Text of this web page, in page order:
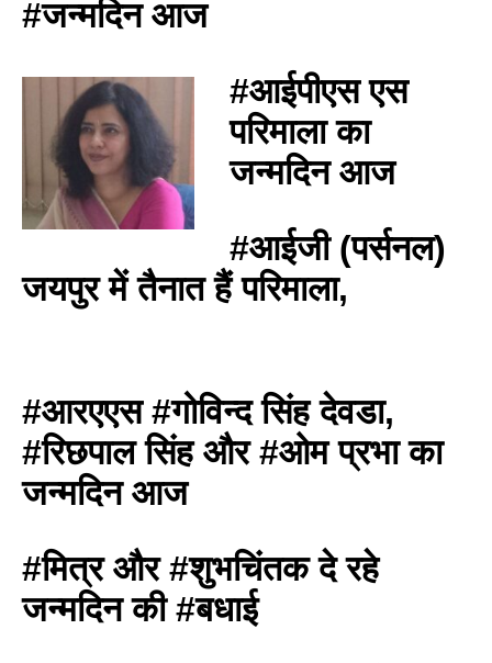
#जन्मदिन आज
#आईपीएस एस
परिमाला का
जन्मदिन आज
#आईजी (पर्सनल)
जयपुर में तैनात हैं परिमाला,
#आरएएस #गोविन्द सिंह देवडा,
#रिछपाल सिंह और #ओम प्रभा का
जन्मदिन आज
#मित्र और #शुभचिंतक दे रहे
जन्मदिन की #बधाई